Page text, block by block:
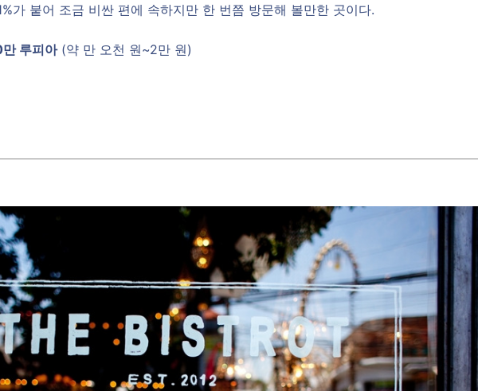
가 붙어 조금 비싼 편에 속하지만 한 번쯤 방문해 볼만한 곳이다.
루피아(약 만 오천 원~2만 원)